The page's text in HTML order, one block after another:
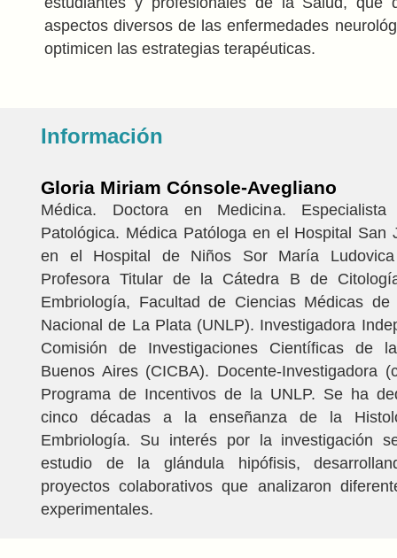
aspectos diversos de las enfermedades
optimicen las estrategias terapéuticas.
Información
Gloria Miriam Cónsole-Avegliano
Médica. Doctora en Medicina.
Patológica. Médica Patóloga en el Hospital San
en el Hospital de Niños Sor María
Profesora Titular de la Cátedra B de
Embriología, Facultad de Ciencias Médicas de
Nacional de La Plata (UNLP). Investigadora
Comisión de Investigaciones Científicas de
Buenos Aires (CICBA). Docente-Investigadora
Programa de Incentivos de la UNLP. Se ha
cinco décadas a la enseñanza de la
Embriología. Su interés por la investigación
estudio de la glándula hipófisis,
proyectos colaborativos que analizaron
experimentales.